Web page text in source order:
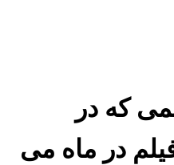
که در
در ماه می